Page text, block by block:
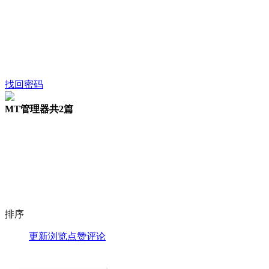
找回密码
MT管理器共2篇
排序
更新浏览点赞评论